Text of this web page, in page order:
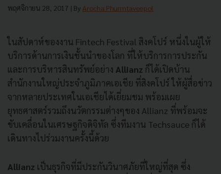
พฤศจิกายน 28, 2017 | By Arocha Phurmtaveepol
ในสัปดาห์ของงาน Fintech Festival สิงคโปร์ หนึ่งในผู้ให้
บริการด้านการเงินชั้นนำของโลก ที่ให้บริการการประกัน
และการบริหารสินทรัพย์อย่าง Allianz ก็ได้เปิดบ้าน
สำนักงานใหญ่ประจำภูมิภาคเอเชีย ที่สิงคโปร์ ให้ผู้สื่อข่าว
จากหลายประเทศในเอเชียได้เยี่ยมชม พร้อมเผย
ยุทธศาสตร์รวมถึงนวัตกรรมต่างๆของ Allianz ที่พร้อมจะ
ขับเคลื่อนในเศรษฐกิจดิจิทัล ซึ่งทีมงาน Techsauce ก็ได้
เดินทางไปร่วมงานครั้งนี้ด้วย
Allianz เป็นธุรกิจที่มีประกันวินาศภัยที่ใหญ่ที่สุด ซึ่ง